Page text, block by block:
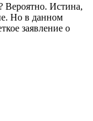
Вероятно. Истина,
Но в данном
заявление о